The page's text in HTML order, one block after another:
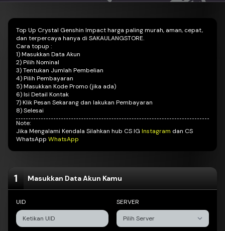
Top Up Crystal Genshin Impact harga paling murah, aman, cepat,
dan terpercaya hanya di SAKAULANGSTORE.
Cara topup :
1)Masukkan Data Akun
2) Pilih Nominal
3) Tentukan Jumlah Pembelian
4) Pilih Pembayaran
5) Masukkan Kode Promo (jika ada)
6) Isi Detail Kontak
7) Klik Pesan Sekarang dan lakukan Pembayaran
8) Selesai
Note:
Jika Mengalami Kendala Silahkan hub CS IG Instagram dan CS
WhatsApp WhatsApp
1 Masukkan Data Akun Kamu
UID SERVER